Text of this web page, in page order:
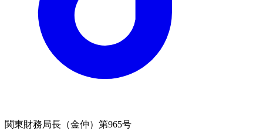
関東財務局長（金仲）第965号